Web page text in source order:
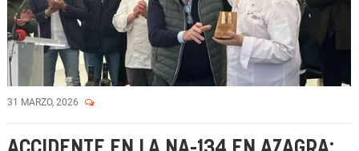
31 MARZO, 2026